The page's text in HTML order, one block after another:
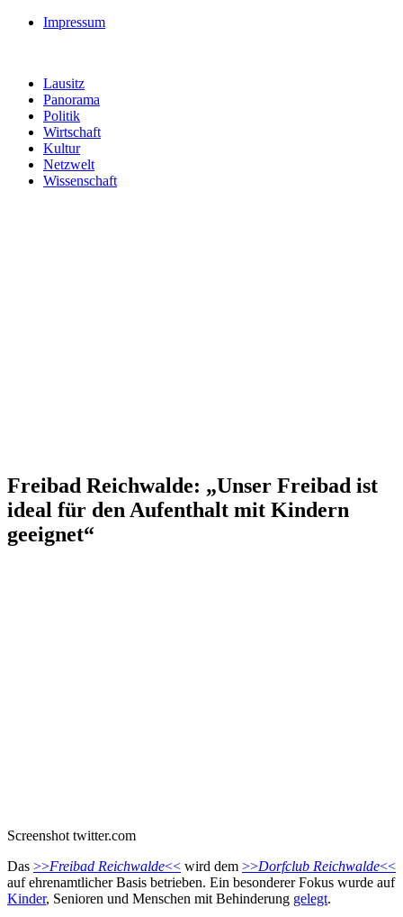
Impressum
Lausitz
Panorama
Politik
Wirtschaft
Kultur
Netzwelt
Wissenschaft
Freibad Reichwalde: „Unser Freibad ist
ideal für den Aufenthalt mit Kindern
geeignet“
Screenshot twitter.com
Das >>Freibad Reichwalde<< wird dem >>Dorfclub Reichwalde<<
auf ehrenamtlicher Basis betrieben. Ein besonderer Fokus wurde auf
Kinder, Senioren und Menschen mit Behinderung gelegt.